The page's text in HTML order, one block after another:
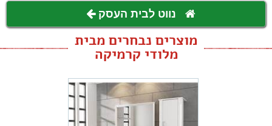
נווט לבית העסק
מוצרים נבחרים מבית
מלודי קרמיקה